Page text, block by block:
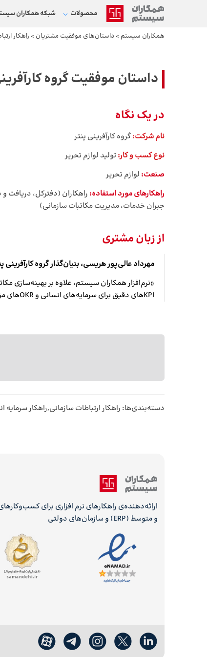
محصولات شبکه‌ همکاران
همکاران سیستم > داستان‌های موفقیت مشتریان > راهکار
داستان موفقیت گروه
در یک نگاه
نام شرکت:گروه کارآفرینی پنتر
نوع کسب و کار: تولید لوازم تحریر
صنعت: لوازم تحریر
راهکارهای مورد استفاده: راهکاران (دفترکل، دریافت
جبران خدمات، مدیریت مکاتبات سازمانی)
از زبان مشتری
مهرداد عالی‌پور هریسی، بنیان‌گذار گروه کارآفرینی
«نرم‌افزار همکاران سیستم، علاوه بر بهینه‌سازی
KPIهای دقیق برای سرمایه‌های انسانی و OKRهای مؤثر برای واحدهای سازمانی، چشم‌اندازی روشنی را از رشد سازمان ترسیم کنیم.»
دسته‌بندی‌ها: راهکار ارتباطات سازمانی,راهکار سرمایه
ارائه‌دهنده‌ی راهکارهای نرم افزاری برای
و متوسط (ERP) و سازمان‌های دولتی